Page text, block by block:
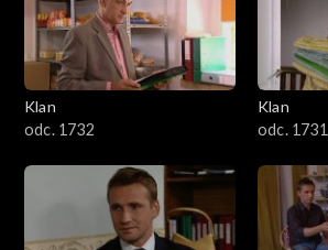
Klan
odc. 1732
Klan
odc. 1731